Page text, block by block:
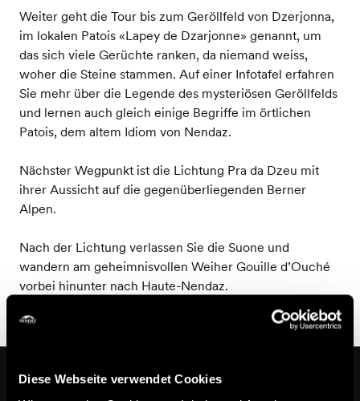
Diese Webseite verwendet Cookies
Weiter geht die Tour bis zum Geröllfeld von Dzerjonna,
im lokalen Patois «Lapey de Dzarjonne» genannt, um
das sich viele Gerüchte ranken, da niemand weiss,
woher die Steine stammen. Auf einer Infotafel erfahren
Sie mehr über die Legende des mysteriösen Geröllfelds
und lernen auch gleich einige Begriffe im örtlichen
Patois, dem altem Idiom von Nendaz.
Nächster Wegpunkt ist die Lichtung Pra da Dzeu mit
ihrer Aussicht auf die gegenüberliegenden Berner
Alpen.
Nach der Lichtung verlassen Sie die Suone und
wandern am geheimnisvollen Weiher Gouille d’Ouché
vorbei hinunter nach Haute-Nendaz.
Auf dem Weg